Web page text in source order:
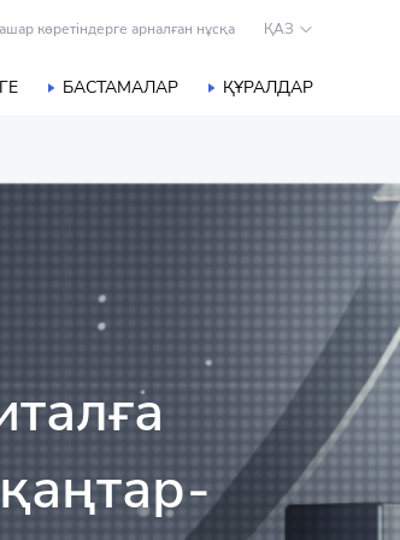
көретіндерге арналған нұсқа ҚАЗ
БАСТАМАЛАР ҚҰРАЛДАР